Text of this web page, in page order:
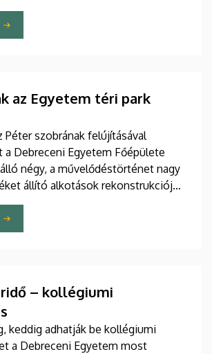
tanévnyitó stadionshow-n
szeptember közepén.
az Egyetem téri park
Péter szobrának felújításával
Debreceni Egyetem Főépülete
négy, a művelődéstörténet nagy
állító alkotások rekonstrukciója.
az intézmény saját forrásból
– kollégiumi
keddig adhatják be kollégiumi
a Debreceni Egyetem most